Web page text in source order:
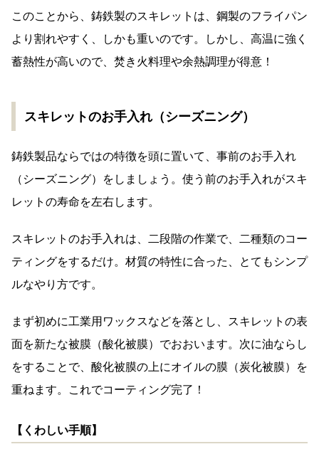
このことから、鋳鉄製のスキレットは、鋼製のフライパン
より割れやすく、しかも重いのです。しかし、高温に強く
蓄熱性が高いので、焚き火料理や余熱調理が得意！
スキレットのお手入れ（シーズニング）
鋳鉄製品ならではの特徴を頭に置いて、事前のお手入れ
（シーズニング）をしましょう。使う前のお手入れがスキ
レットの寿命を左右します。
スキレットのお手入れは、二段階の作業で、二種類のコー
ティングをするだけ。材質の特性に合った、とてもシンプ
ルなやり方です。
まず初めに工業用ワックスなどを落とし、スキレットの表
面を新たな被膜（酸化被膜）でおおいます。次に油ならし
をすることで、酸化被膜の上にオイルの膜（炭化被膜）を
重ねます。これでコーティング完了！
【くわしい手順】